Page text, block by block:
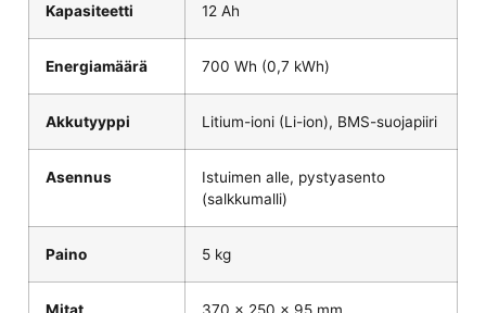
Kapasiteetti 12 Ah
Energiamäärä 700 Wh (0,7 kWh)
Akkutyyppi Litium-ioni (Li-ion), BMS-suojapiiri
Asennus
Istuimen alle, pystyasento
(salkkumalli)
Paino 5 kg